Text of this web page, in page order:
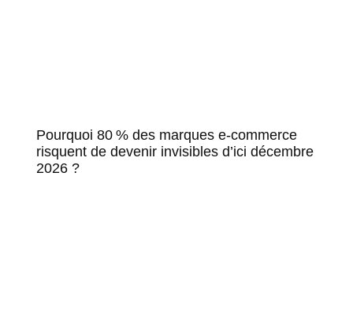
Pourquoi 80 % des marques e-commerce
risquent de devenir invisibles d’ici décembre
2026 ?